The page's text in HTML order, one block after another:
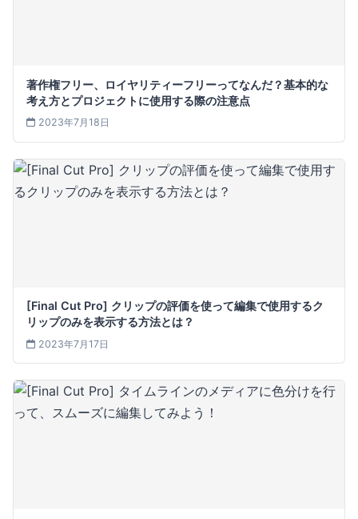
著作権フリー、ロイヤリティーフリーってなんだ？基本的な
考え方とプロジェクトに使用する際の注意点
2023年7月18日
[Final Cut Pro] クリップの評価を使って編集で使用するク
リップのみを表示する方法とは？
2023年7月17日